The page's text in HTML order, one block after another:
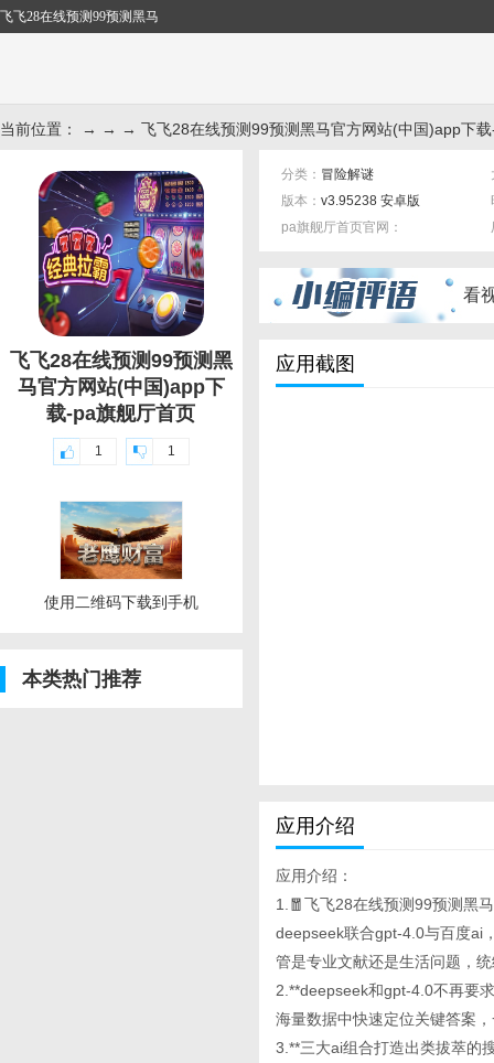
飞飞28在线预测99预测黑马
当前位置： → → → 飞飞28在线预测99预测黑马官方网站(中国)app下载
飞飞28在线预测99预测黑
马官方网站(中国)app下
载-pa旗舰厅首页
1 1
使用二维码下载到手机
本类热门推荐
分类： 冒险解谜
版本： v3.95238 安卓版
pa旗舰厅首页官网：
看
应用截图
应用介绍
应用介绍：
1.🧧飞飞28在线预测99预测黑
deepseek联合gpt-4.0与百度ai
管是专业文献还是生活问题，
2.**deepseek和gpt-4.0不再要
海量数据中快速定位关键答案
3.**三大ai组合打造出类拔萃的